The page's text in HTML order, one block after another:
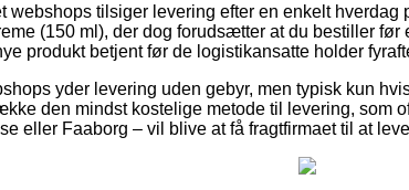
webshops tilsiger levering efter en enkelt
(150 ml), der dog forudsætter at du bestiller før
produkt betjent før de logistikansatte holder
yder levering uden gebyr, men typisk kun
den mindst kostelige metode til levering, som
eller Faaborg – vil blive at få fragtfirmaet til at